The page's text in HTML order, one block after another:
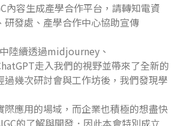
內容生成產學合作平台，請轉知電資
研發處、產學合作中心協助宣傳
陸續透過midjourney、
走入我們的視野並帶來了全新的
過幾次研討會與工作坊後，我們發現學
際應用的場域，而企業也積極的想盡快
的了解與開發．因此本會特別成立